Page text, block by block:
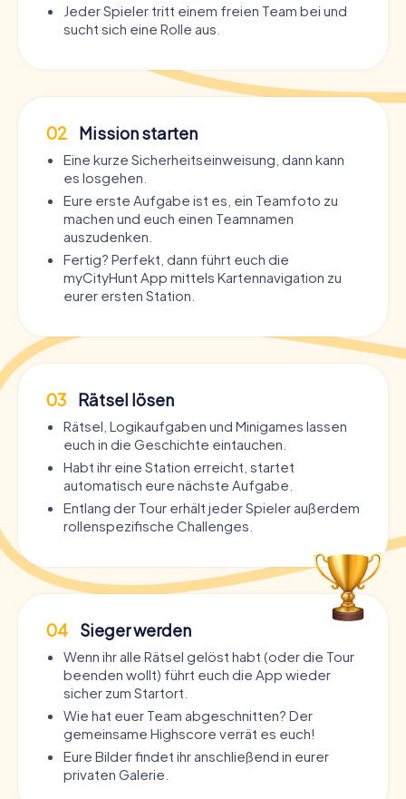
Jeder Spieler tritt einem freien Team bei und
sucht sich eine Rolle aus.
02 Mission starten
Eine kurze Sicherheitseinweisung, dann kann
es losgehen.
Eure erste Aufgabe ist es, ein Teamfoto zu
machen und euch einen Teamnamen
auszudenken.
Fertig? Perfekt, dann führt euch die
myCityHunt App mittels Kartennavigation zu
eurer ersten Station.
03 Rätsel lösen
Rätsel, Logikaufgaben und Minigames lassen
euch in die Geschichte eintauchen.
Habt ihr eine Station erreicht, startet
automatisch eure nächste Aufgabe.
Entlang der Tour erhält jeder Spieler außerdem
rollenspezifische Challenges.
04 Sieger werden
Wenn ihr alle Rätsel gelöst habt (oder die Tour
beenden wollt) führt euch die App wieder
sicher zum Startort.
Wie hat euer Team abgeschnitten? Der
gemeinsame Highscore verrät es euch!
Eure Bilder findet ihr anschließend in eurer
privaten Galerie.